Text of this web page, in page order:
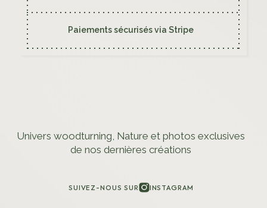
Paiements sécurisés via Stripe
Univers woodturning, Nature et photos exclusives
de nos dernières créations
SUIVEZ-NOUS SUR INSTAGRAM